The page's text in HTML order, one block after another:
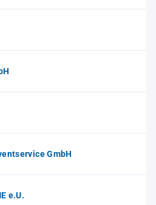
GmbH
e.U.